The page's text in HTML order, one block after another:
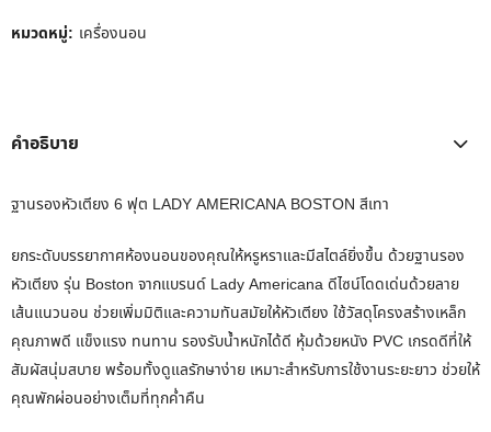
หมวดหมู่: เครื่องนอน
คำอธิบาย
ฐานรองหัวเตียง 6 ฟุต LADY AMERICANA BOSTON สีเทา
ยกระดับบรรยากาศห้องนอนของคุณให้หรูหราและมีสไตล์ยิ่งขึ้น ด้วยฐานรอง
หัวเตียง รุ่น Boston จากแบรนด์ Lady Americana ดีไซน์โดดเด่นด้วยลาย
เส้นแนวนอน ช่วยเพิ่มมิติและความทันสมัยให้หัวเตียง ใช้วัสดุโครงสร้างเหล็ก
คุณภาพดี แข็งแรง ทนทาน รองรับน้ำหนักได้ดี หุ้มด้วยหนัง PVC เกรดดีที่ให้
สัมผัสนุ่มสบาย พร้อมทั้งดูแลรักษาง่าย เหมาะสำหรับการใช้งานระยะยาว ช่วยให้
คุณพักผ่อนอย่างเต็มที่ทุกค่ำคืน